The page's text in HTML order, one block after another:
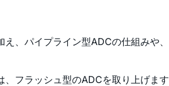
、パイプライン型ADCの仕組みや
フラッシュ型のADCを取り上げま